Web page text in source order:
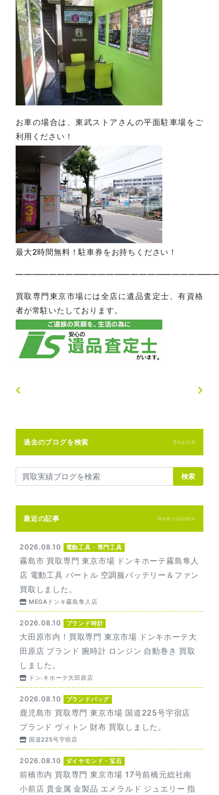
お車の場合は、東武ストアさんの平面駐車場をご
利用ください！
最大2時間無料！駐車券をお持ちください！
買取専門東京市場には全店に遺品査定士、有資格
者が常駐いたしております。
過去のブログを検索 Search
検索
最近の記事 New column
2026.08.10 電動工具・専門工具
霧島市 買取専門 東京市場 ドンキホーテ霧島隼人
店 電動工具 バートル 空調服バッテリー＆ファン
買取しました。
MEGAドンキ霧島隼人店
2026.08.10 ブランド時計
大田原市内！買取専門 東京市場 ドンキホーテ大
田原店 ブランド 腕時計 ロンジン 自動巻き 買取
しました。
ドン.キホーテ大田原店
2026.08.10 ブランドバッグ
鹿児島市 買取専門 東京市場 国道225号宇宿店
ブランド ヴィトン 財布 買取しました。
国道225号宇宿店
2026.08.10 ダイヤモンド・宝石
前橋市内 買取専門 東京市場 17号前橋元総社南
小前店 貴金属 金製品 エメラルド ジュエリー 指